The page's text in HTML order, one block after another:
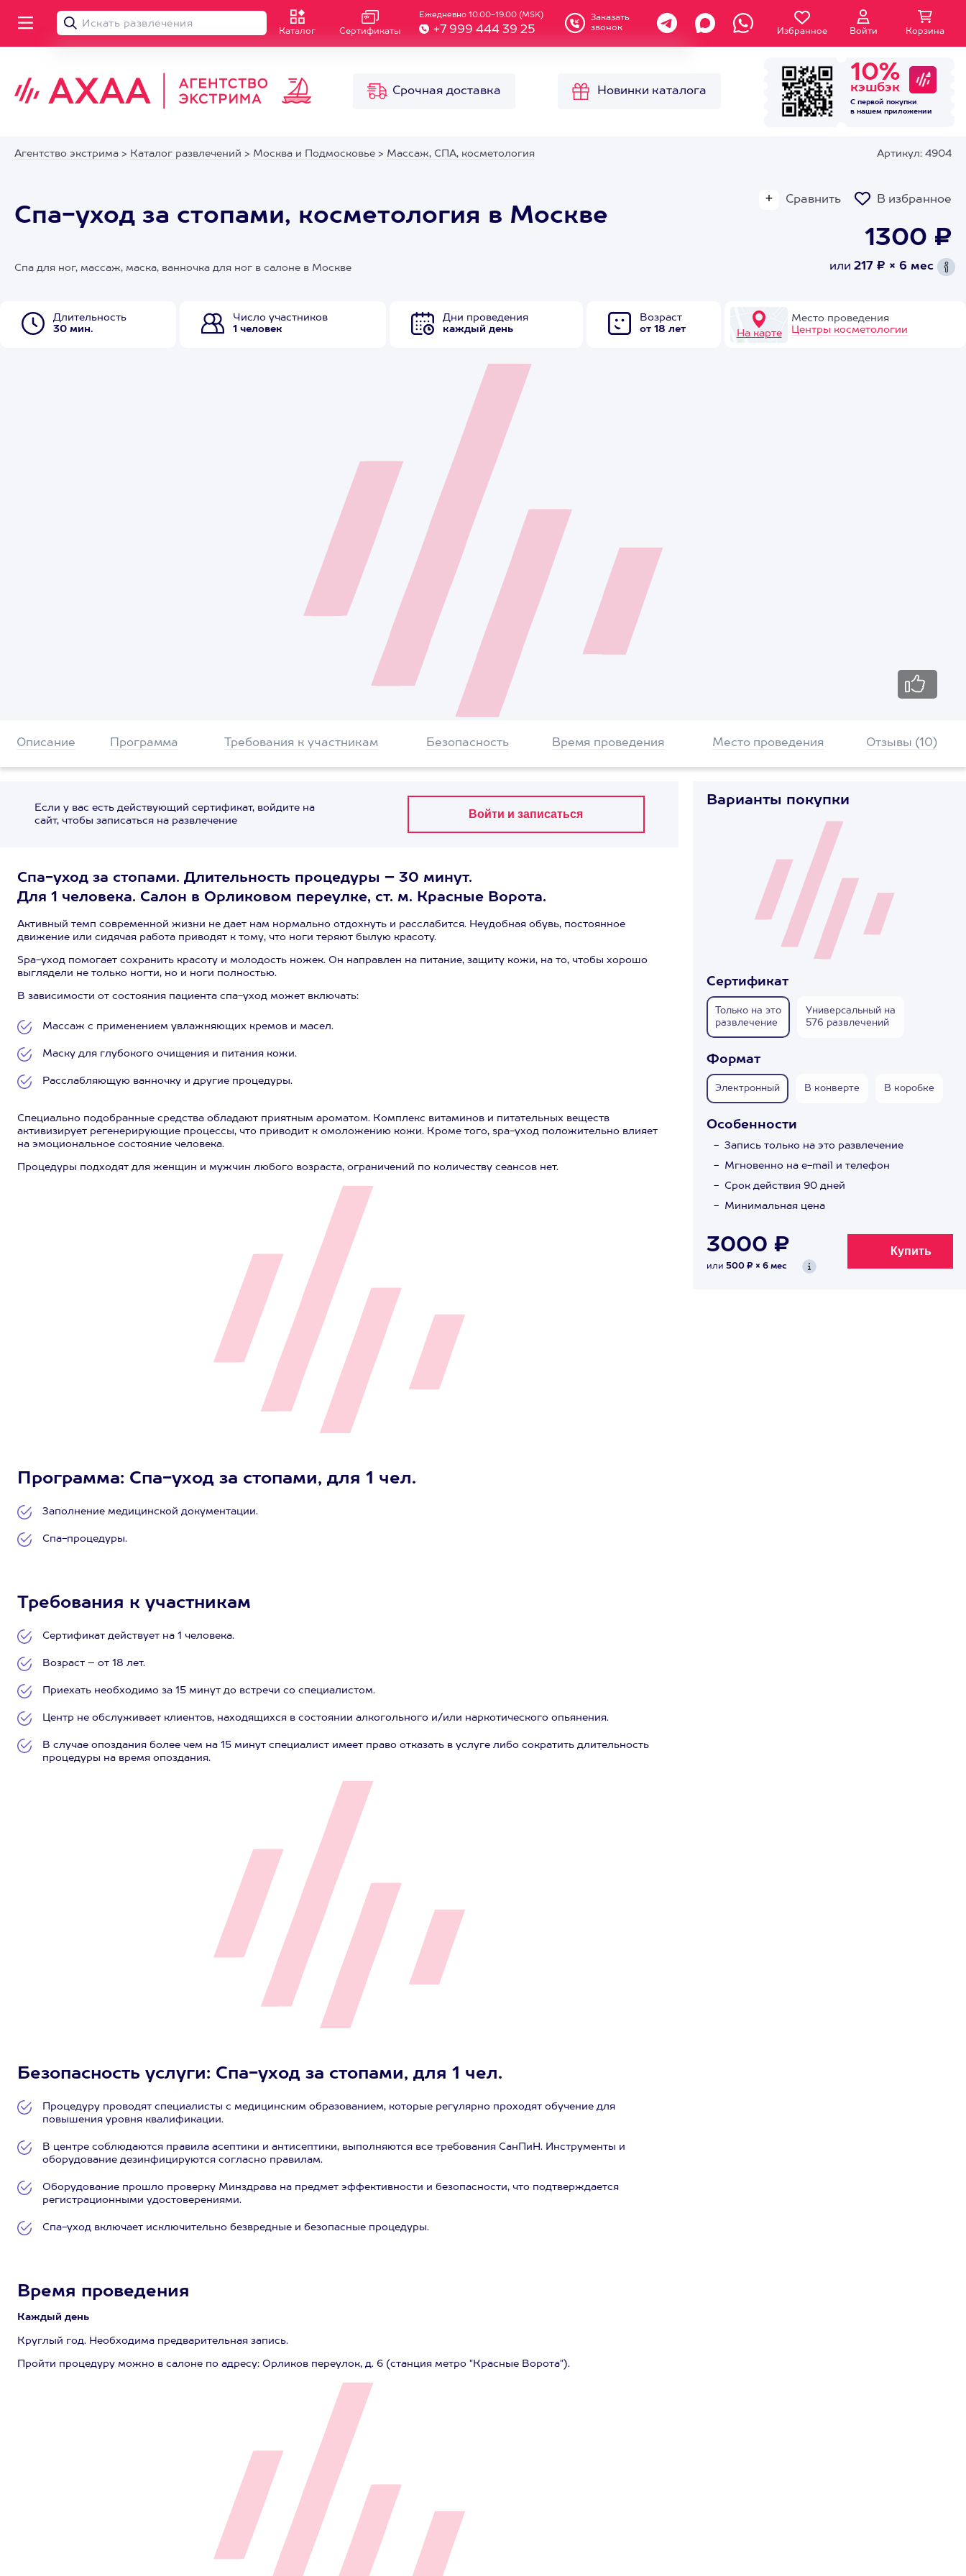
Каталог Сертификаты
Ежедневно 10.00-19.00 (MSK)
+7 999 444 39 25
Заказать
звонок
Избранное Войти Корзина
Срочная доставка Новинки каталога
10%
кэшбэк
С первой покупки
в нашем приложении
Агентство экстрима > Каталог развлечений > Москва и Подмосковье > Массаж, СПА, косметология Артикул: 4904
Спа-уход за стопами, косметология в Москве
Сравнить В избранное
1300 ₽
или 217 ₽ × 6 мес
Спа для ног, массаж, маска, ванночка для ног в салоне в Москве
Длительность
30 мин.
Число участников
1 человек
Дни проведения
каждый день
Возраст
от 18 лет
На карте
Место проведения
Центры косметологии
Описание Программа Требования к участникам Безопасность Время проведения Место проведения Отзывы (10)
Если у вас есть действующий сертификат, войдите на
сайт, чтобы записаться на развлечение
Спа-уход за стопами. Длительность процедуры – 30 минут.
Для 1 человека. Салон в Орликовом переулке, ст. м. Красные Ворота.
Активный темп современной жизни не дает нам нормально отдохнуть и расслабится. Неудобная обувь, постоянное
движение или сидячая работа приводят к тому, что ноги теряют былую красоту.
Spa-уход помогает сохранить красоту и молодость ножек. Он направлен на питание, защиту кожи, на то, чтобы хорошо
выглядели не только ногти, но и ноги полностью.
В зависимости от состояния пациента спа-уход может включать:
Массаж с применением увлажняющих кремов и масел.
Маску для глубокого очищения и питания кожи.
Расслабляющую ванночку и другие процедуры.
Специально подобранные средства обладают приятным ароматом. Комплекс витаминов и питательных веществ
активизирует регенерирующие процессы, что приводит к омоложению кожи. Кроме того, spa-уход положительно влияет
на эмоциональное состояние человека.
Процедуры подходят для женщин и мужчин любого возраста, ограничений по количеству сеансов нет.
Программа: Спа-уход за стопами, для 1 чел.
Заполнение медицинской документации.
Спа-процедуры.
Требования к участникам
Сертификат действует на 1 человека.
Возраст – от 18 лет.
Приехать необходимо за 15 минут до встречи со специалистом.
Центр не обслуживает клиентов, находящихся в состоянии алкогольного и/или наркотического опьянения.
В случае опоздания более чем на 15 минут специалист имеет право отказать в услуге либо сократить длительность
процедуры на время опоздания.
Безопасность услуги: Спа-уход за стопами, для 1 чел.
Процедуру проводят специалисты с медицинским образованием, которые регулярно проходят обучение для
повышения уровня квалификации.
В центре соблюдаются правила асептики и антисептики, выполняются все требования СанПиН. Инструменты и
оборудование дезинфицируются согласно правилам.
Оборудование прошло проверку Минздрава на предмет эффективности и безопасности, что подтверждается
регистрационными удостоверениями.
Спа-уход включает исключительно безвредные и безопасные процедуры.
Время проведения
Каждый день
Круглый год. Необходима предварительная запись.
Пройти процедуру можно в салоне по адресу: Орликов переулок, д. 6 (станция метро "Красные Ворота").
Варианты покупки
Сертификат
Только на это
развлечение
Универсальный на
576 развлечений
Формат
Электронный В конверте В коробке
Особенности
Запись только на это развлечение
Мгновенно на e-mail и телефон
Срок действия 90 дней
Минимальная цена
3000 ₽
или 500 ₽ × 6 мес